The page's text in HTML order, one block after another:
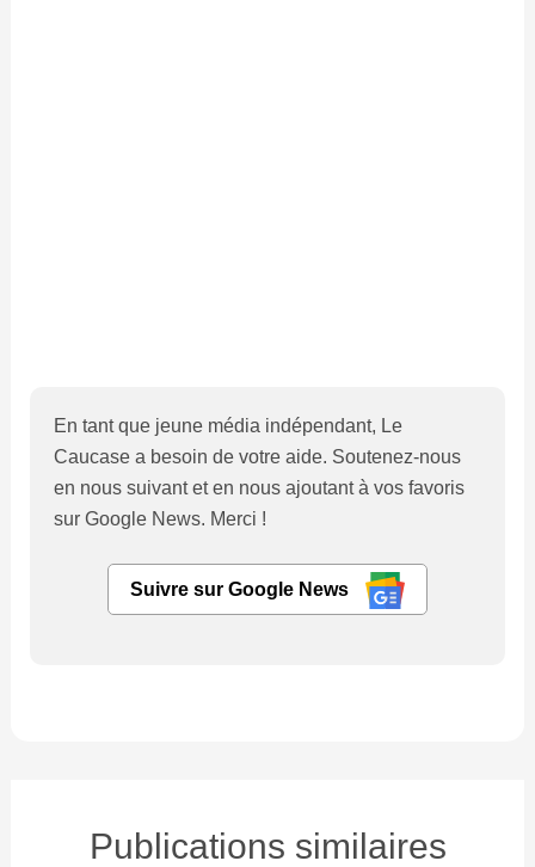
En tant que jeune média indépendant, Le
Caucase a besoin de votre aide. Soutenez-nous
en nous suivant et en nous ajoutant à vos favoris
sur Google News. Merci !
Suivre sur Google News
Publications similaires